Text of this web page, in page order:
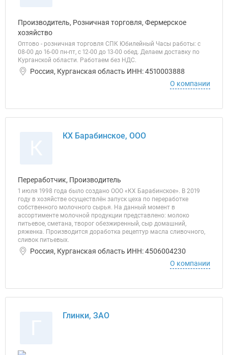
Производитель, Розничная торговля, Фермерское
хозяйство
Оптово - розничная торговля СПК Юбилейный Часы работы: с
08-00 до 16-00 пн-пт, с 12-00 до 13-00 обед. Делаем доставку по
Курганской области. Работаем без НДС.
Россия, Курганская область ИНН: 4510003888
О компании
КХ Барабинское, ООО
Переработчик, Производитель
1 июля 1998 года было создано ООО «КХ Барабинское». В 2019
году в хозяйстве осуществлён запуск цеха по переработке
собственного молочного сырья. На данный момент в
ассортименте молочной продукции представлено: молоко
питьевое, сметана, творог обезжиренный, сыр домашний,
ряженка. Производится доработка рецептур масла сливочного,
сливок питьевых.
Россия, Курганская область ИНН: 4506004230
О компании
Глинки, ЗАО